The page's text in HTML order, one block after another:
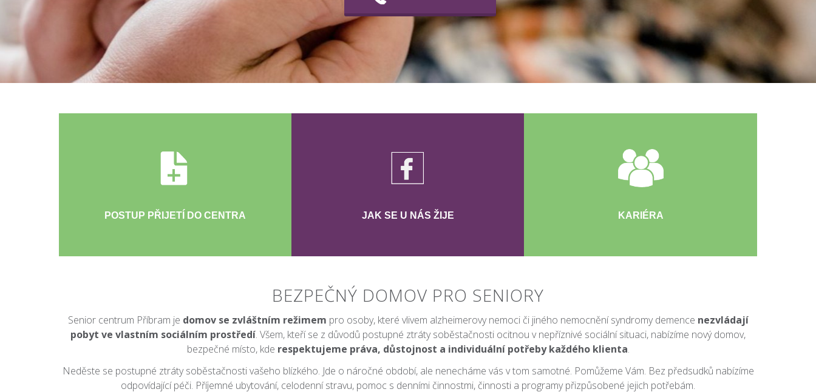
POSTUP PŘIJETÍ DO CENTRA JAK SE U NÁS ŽIJE KARIÉRA
BEZPEČNÝ DOMOV PRO SENIORY
Senior centrum Příbram je domov se zvláštním režimem pro osoby, které vlivem alzheimerovy nemoci či jiného nemocnění syndromy demence nezvládají
pobyt ve vlastním sociálním prostředí. Všem, kteří se z důvodů postupné ztráty soběstačnosti ocitnou v nepříznivé sociální situaci, nabízíme nový domov,
bezpečné místo, kde respektujeme práva, důstojnost a individuální potřeby každého klienta.
Neděste se postupné ztráty soběstačnosti vašeho blízkého. Jde o náročné období, ale nenecháme vás v tom samotné. Pomůžeme Vám. Bez předsudků nabízíme
odpovídající péči. Příjemné ubytování, celodenní stravu, pomoc s denními činnostmi, činnosti a programy přizpůsobené jejich potřebám.